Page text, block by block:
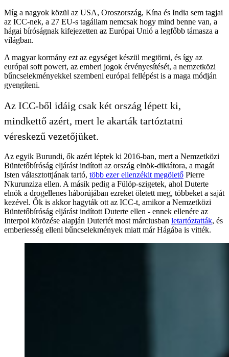
Míg a nagyok közül az USA, Oroszország, Kína és India sem tagjai
az ICC-nek, a 27 EU-s tagállam nemcsak hogy mind benne van, a
hágai bíróságnak kifejezetten az Európai Unió a legfőbb támasza a
világban.
A magyar kormány ezt az egységet készül megtörni, és így az
európai soft powert, az emberi jogok érvényesítését, a nemzetközi
bűncselekményekkel szembeni európai fellépést is a maga módján
gyengíteni.
Az ICC-ből idáig csak két ország lépett ki,
mindkettő azért, mert le akarták tartóztatni
véreskezű vezetőjüket.
Az egyik Burundi, ők azért léptek ki 2016-ban, mert a Nemzetközi
Büntetőbíróság eljárást indított az ország elnök-diktátora, a magát
Isten választottjának tartó, több ezer ellenzékit megölető Pierre
Nkurunziza ellen. A másik pedig a Fülöp-szigetek, ahol Duterte
elnök a drogellenes háborújában ezreket öletett meg, többeket a saját
kezével. Ők is akkor hagyták ott az ICC-t, amikor a Nemzetközi
Büntetőbíróság eljárást indított Duterte ellen - ennek ellenére az
Interpol körözése alapján Dutertét most márciusban letartóztatták, és
emberiesség elleni bűncselekmények miatt már Hágába is vitték.